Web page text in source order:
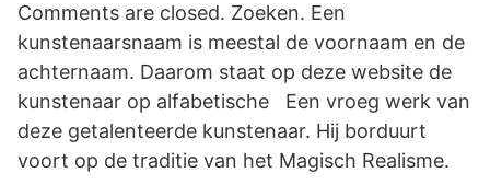
Comments are closed. Zoeken. Een
kunstenaarsnaam is meestal de voornaam en de
achternaam. Daarom staat op deze website de
kunstenaar op alfabetische Een vroeg werk van
deze getalenteerde kunstenaar. Hij borduurt
voort op de traditie van het Magisch Realisme.